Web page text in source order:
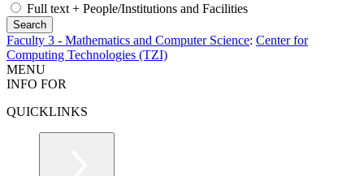
Full text + People/Institutions and Facilities
Faculty 3 - Mathematics and Computer Science: Center for
Computing Technologies (TZI)
MENU
INFO FOR
QUICKLINKS